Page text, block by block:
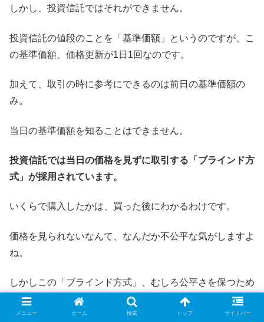
しかし、投資信託ではそれができません。
投資信託の値段のことを「基準価額」というのですが、こ
の基準価額、価格更新が1日1回なのです。
加えて、取引の時に参考にできるのは前日の基準価額の
み。
当日の基準価額を知ることはできません。
投資信託では当日の価格を見ずに取引する「ブラインド方
式」が採用されています。
いくらで購入したかは、買った後にわかるわけです。
価格を見られないなんて、なんだか不公平な気がしますよ
ね。
しかしこの「ブラインド方式」、むしろ公平さを保つため
のシステムなのです。
メニュー ホーム 検索 トップ サイドバー